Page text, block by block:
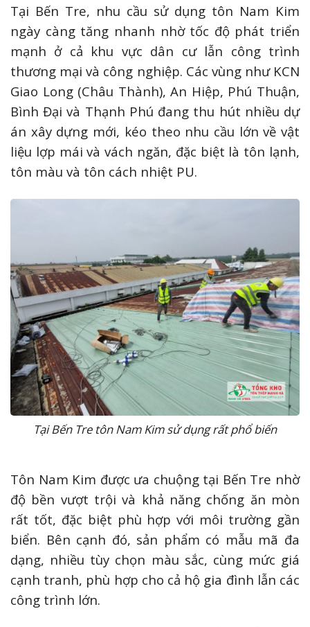
Tại Bến Tre, nhu cầu sử dụng tôn Nam Kim
ngày càng tăng nhanh nhờ tốc độ phát triển
mạnh ở cả khu vực dân cư lẫn công trình
thương mại và công nghiệp. Các vùng như KCN
Giao Long (Châu Thành), An Hiệp, Phú Thuận,
Bình Đại và Thạnh Phú đang thu hút nhiều dự
án xây dựng mới, kéo theo nhu cầu lớn về vật
liệu lợp mái và vách ngăn, đặc biệt là tôn lạnh,
tôn màu và tôn cách nhiệt PU.
Tại Bến Tre tôn Nam Kim sử dụng rất phổ biến
Tôn Nam Kim được ưa chuộng tại Bến Tre nhờ
độ bền vượt trội và khả năng chống ăn mòn
rất tốt, đặc biệt phù hợp với môi trường gần
biển. Bên cạnh đó, sản phẩm có mẫu mã đa
dạng, nhiều tùy chọn màu sắc, cùng mức giá
cạnh tranh, phù hợp cho cả hộ gia đình lẫn các
công trình lớn.